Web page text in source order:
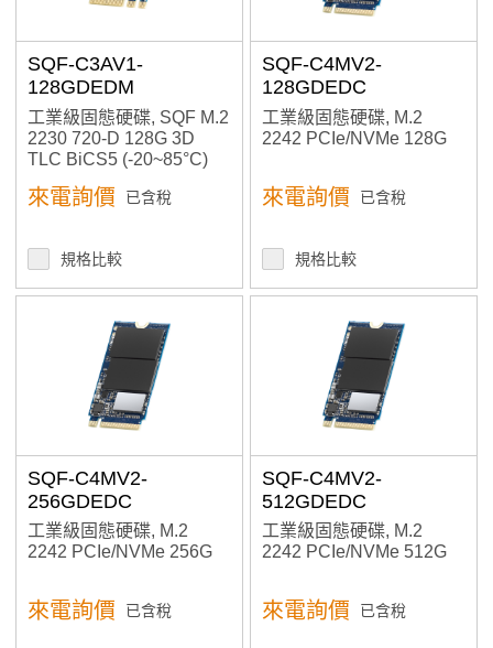
1 TB
1.9 TB
1TB
240 GB
256 GB
32 GB
480 GB
512 GB
64 GB
800 GB
960 GB
Flash Type
3D TLC BiCS5
MLC
Ultra MLC
PCIe / NVMe
SQF-C3AV1-
128GDEDM
工業級固態硬碟, SQF M.2
2230 720-D 128G 3D
TLC BiCS5 (-20~85°C)
來電詢價 已含稅
規格比較
SQF-C4MV2-
128GDEDC
工業級固態硬碟, M.2
2242 PCIe/NVMe 128G
來電詢價 已含稅
規格比較
SQF-C4MV2-
256GDEDC
工業級固態硬碟, M.2
2242 PCIe/NVMe 256G
來電詢價 已含稅
SQF-C4MV2-
512GDEDC
工業級固態硬碟, M.2
2242 PCIe/NVMe 512G
來電詢價 已含稅